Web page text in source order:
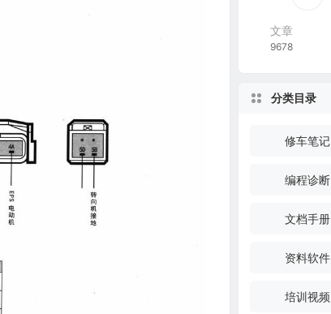
文章
9678
分类目录
修车笔记
编程诊断
文档手册
资料软件
培训视频